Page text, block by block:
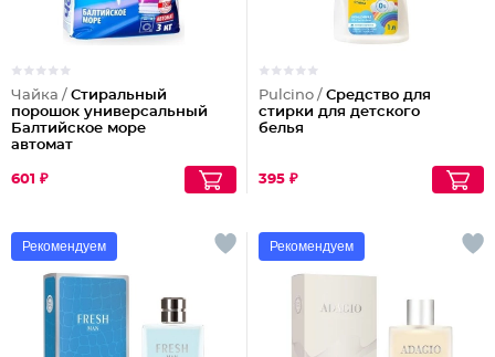
Чайка / Стиральный
порошок универсальный
Балтийское море
автомат
601 ₽
Pulcino / Средство для
стирки для детского
белья
395 ₽
Рекомендуем Рекомендуем